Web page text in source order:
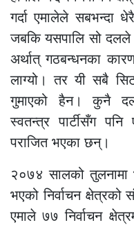
गर्दा एमालेले सबभन्दा
जबकि यसपालि सो दलले
अर्थात् गठबन्धनका
लाग्यो। तर यी सबै
गुमाएको हैन। कुनै
स्वतन्त्र पार्टीसँग
पराजित भएका छन्।
२०७४ सालको तुलनामा
भएको निर्वाचन
एमाले ७७ निर्वाचन